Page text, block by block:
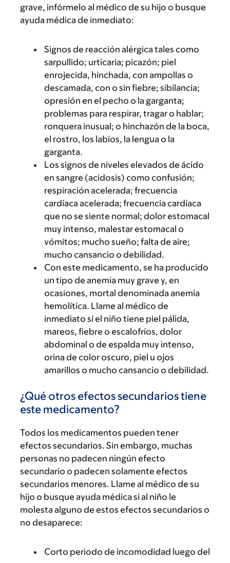
grave, infórmelo al médico de su hijo o busque
ayuda médica de inmediato:
Signos de reacción alérgica tales como
sarpullido; urticaria; picazón; piel
enrojecida, hinchada, con ampollas o
descamada, con o sin fiebre; sibilancia;
opresión en el pecho o la garganta;
problemas para respirar, tragar o hablar;
ronquera inusual; o hinchazón de la boca,
el rostro, los labios, la lengua o la
garganta.
Los signos de niveles elevados de ácido
en sangre (acidosis) como confusión;
respiración acelerada; frecuencia
cardíaca acelerada; frecuencia cardíaca
que no se siente normal; dolor estomacal
muy intenso, malestar estomacal o
vómitos; mucho sueño; falta de aire;
mucho cansancio o debilidad.
Con este medicamento, se ha producido
un tipo de anemia muy grave y, en
ocasiones, mortal denominada anemia
hemolítica. Llame al médico de
inmediato si el niño tiene piel pálida,
mareos, fiebre o escalofríos, dolor
abdominal o de espalda muy intenso,
orina de color oscuro, piel u ojos
amarillos o mucho cansancio o debilidad.
¿Qué otros efectos secundarios tiene
este medicamento?
Todos los medicamentos pueden tener
efectos secundarios. Sin embargo, muchas
personas no padecen ningún efecto
secundario o padecen solamente efectos
secundarios menores. Llame al médico de su
hijo o busque ayuda médica si al niño le
molesta alguno de estos efectos secundarios o
no desaparece:
Corto periodo de incomodidad luego del